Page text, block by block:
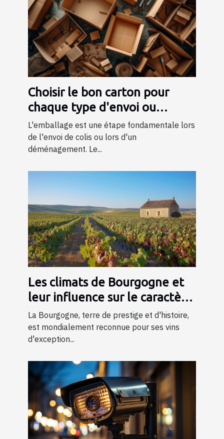
Choisir le bon carton pour
chaque type d'envoi ou
déménagement
L'emballage est une étape fondamentale lors
de l'envoi de colis ou lors d'un
déménagement. Le...
Les climats de Bourgogne et
leur influence sur le caractère
du vin
La Bourgogne, terre de prestige et d'histoire,
est mondialement reconnue pour ses vins
d'exception...